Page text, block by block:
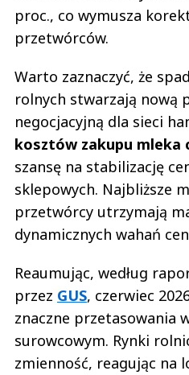
proc., co wymusza
przetwórców.
Warto zaznaczyć, że
rolnych stwarzają nową
negocjacyjną dla sieci
kosztów zakupu mleka
szansę na stabilizację
sklepowych. Najbliższe
przetwórcy utrzymają
dynamicznych wahań
Reaumując, według
przez GUS, czerwiec
znaczne przetasowania
surowcowym. Rynki
zmienność, reagując na